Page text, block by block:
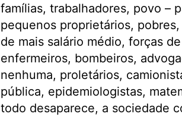
famílias, trabalhadores, povo –
pequenos proprietários,
de mais salário médio, forças
enfermeiros, bombeiros,
nenhuma, proletários,
pública, epidemiologistas,
todo desaparece, a sociedade